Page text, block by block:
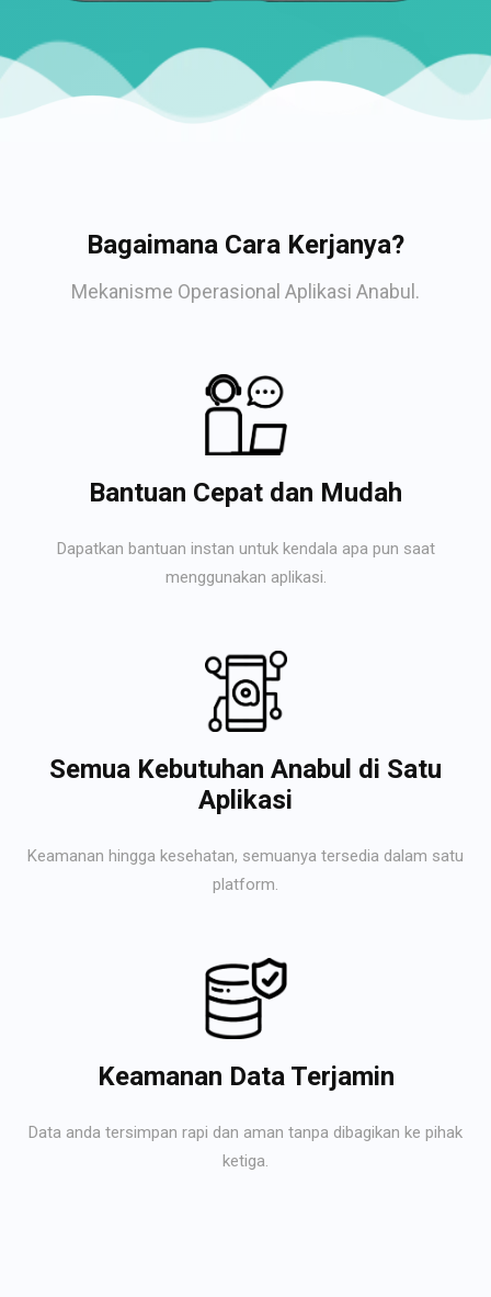
Bagaimana Cara Kerjanya?
Mekanisme Operasional Aplikasi Anabul.
Bantuan Cepat dan Mudah
Dapatkan bantuan instan untuk kendala apa pun saat
menggunakan aplikasi.
Semua Kebutuhan Anabul di Satu
Aplikasi
Keamanan hingga kesehatan, semuanya tersedia dalam satu
platform.
Keamanan Data Terjamin
Data anda tersimpan rapi dan aman tanpa dibagikan ke pihak
ketiga.